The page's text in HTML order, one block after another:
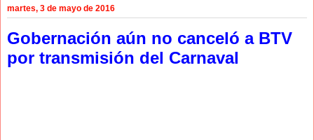
martes, 3 de mayo de 2016
Gobernación aún no canceló a BTV
por transmisión del Carnaval